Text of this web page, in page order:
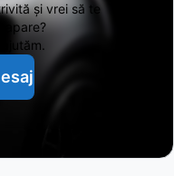
și vrei să te
apare?